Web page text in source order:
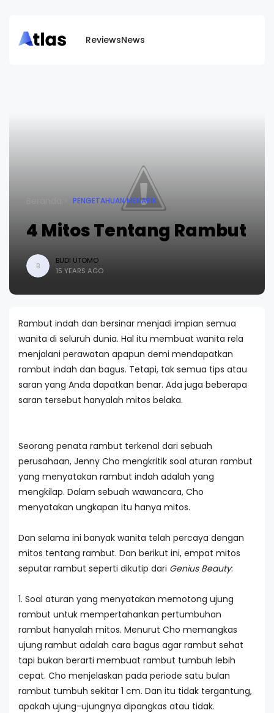
ReviewsNews
PENGETAHUAN MENARIK
4 Mitos Tentang Rambut
B
BUDI UTOMO
15 YEARS AGO
Rambut indah dan bersinar menjadi impian semua
wanita di seluruh dunia. Hal itu membuat wanita rela
menjalani perawatan apapun demi mendapatkan
rambut indah dan bagus. Tetapi, tak semua tips atau
saran yang Anda dapatkan benar. Ada juga beberapa
saran tersebut hanyalah mitos belaka.
Seorang penata rambut terkenal dari sebuah
perusahaan, Jenny Cho mengkritik soal aturan rambut
yang menyatakan rambut indah adalah yang
mengkilap. Dalam sebuah wawancara, Cho
menyatakan ungkapan itu hanya mitos.
Dan selama ini banyak wanita telah percaya dengan
mitos tentang rambut. Dan berikut ini, empat mitos
seputar rambut seperti dikutip dari Genius Beauty:
1. Soal aturan yang menyatakan memotong ujung
rambut untuk mempertahankan pertumbuhan
rambut hanyalah mitos. Menurut Cho memangkas
ujung rambut adalah cara bagus agar rambut sehat
tapi bukan berarti membuat rambut tumbuh lebih
cepat. Cho menjelaskan pada periode satu bulan
rambut tumbuh sekitar 1 cm. Dan itu tidak tergantung,
apakah ujung-ujungnya dipangkas atau tidak.